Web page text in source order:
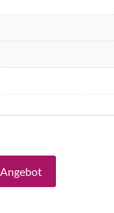
Angebot